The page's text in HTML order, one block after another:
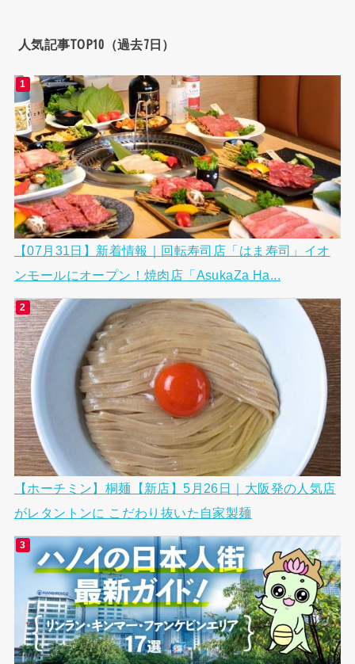
人気記事TOP10（過去7日）
【07月31日】新着情報｜回転寿司店「はま寿司」イオ
ンモールにオープン！焼肉店「AsukaZa Ha...
【ホーチミン】桐麺【新店】5月26日｜大阪発の人気店
がレタントンに こだわり抜いた自家製麺